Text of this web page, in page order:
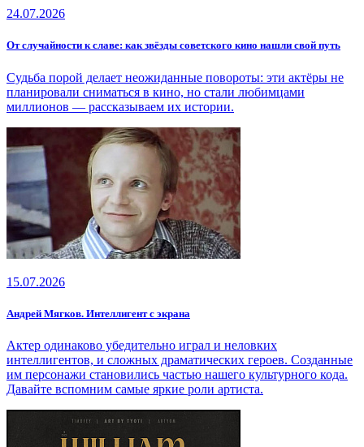
24.07.2026
От случайности к славе: как звёзды советского кино нашли свой путь
Судьба порой делает неожиданные повороты: эти актёры не
планировали сниматься в кино, но стали любимцами
миллионов — рассказываем их истории.
15.07.2026
Андрей Мягков. Интеллигент с экрана
Актер одинаково убедительно играл и неловких
интеллигентов, и сложных драматических героев. Созданные
им персонажи становились частью нашего культурного кода.
Давайте вспомним самые яркие роли артиста.